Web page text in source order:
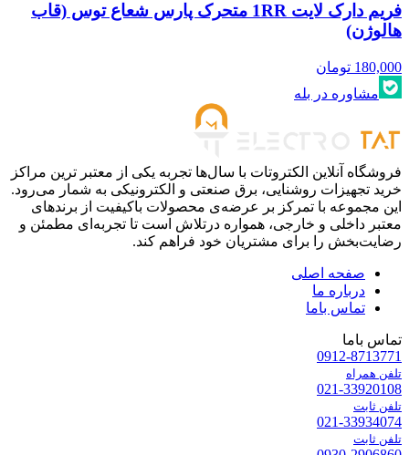
فریم دارک لایت 1RR متحرک پارس شعاع توس (قاب
هالوژن)
180,000 تومان
مشاوره در بله
فروشگاه آنلاین الکتروتات با سال‌ها تجربه یکی از معتبر ترین مراکز
خرید تجهیزات روشنایی، برق صنعتی و الکترونیکی به شمار می‌رود.
این مجموعه با تمرکز بر عرضه‌ی محصولات باکیفیت از برندهای
معتبر داخلی و خارجی، همواره درتلاش است تا تجربه‌ای مطمئن و
رضایت‌بخش را برای مشتریان خود فراهم کند.
صفحه اصلی
درباره ما
تماس باما
تماس باما
0912-8713771
تلفن همراه
021-33920108
تلفن ثابت
021-33934074
تلفن ثابت